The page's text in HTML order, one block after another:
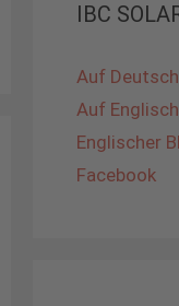
IBC
Auf Deutsch
Auf Englisch
Englischer
Facebook